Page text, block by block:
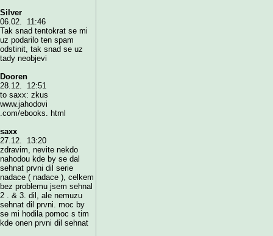
Silver
06.02. 11:46
Tak snad tentokrat se mi
uz podarilo ten spam
odstinit, tak snad se uz
tady neobjevi
Dooren
28.12. 12:51
to saxx: zkus
www.jahodovi
.com/ebooks. html
saxx
27.12. 13:20
zdravim, nevite nekdo
nahodou kde by se dal
sehnat prvni dil serie
nadace ( nadace ), celkem
bez problemu jsem sehnal
2 . & 3. dil, ale nemuzu
sehnat dil prvni. moc by
se mi hodila pomoc s tim
kde onen prvni dil sehnat